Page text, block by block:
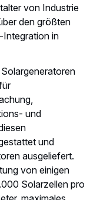
von Industrie
den größten
Integration in
und
und
ausgeliefert.
von einigen
Solarzellen pro